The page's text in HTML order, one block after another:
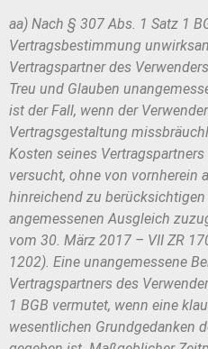
aa) Nach § 307 Abs. 1 Satz 1
Vertragsbestimmung
Vertragspartner des
Treu und Glauben
ist der Fall, wenn der
Vertragsgestaltung
Kosten seines
versucht, ohne von vornherein
hinreichend zu
angemessenen Ausgleich
vom 30. März 2017 – VII ZR
1202). Eine unangemessene
Vertragspartners des
1 BGB vermutet, wenn eine
wesentlichen Grundgedanken